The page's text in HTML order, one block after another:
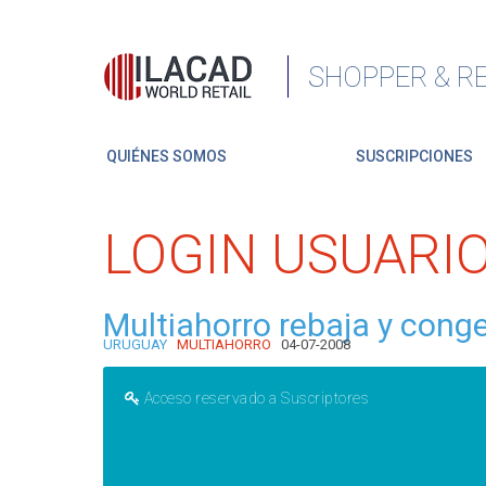
SHOPPER &
QUIÉNES SOMOS SUSCRIPCIONES
LOGIN
Multiahorro rebaja y
URUGUAY MULTIAHORRO 04-07-2008
Acceso reservado a Suscriptores